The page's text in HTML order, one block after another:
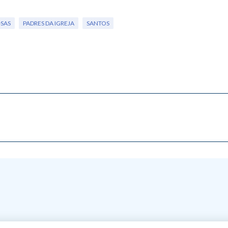
PADRES DA IGREJA SANTOS